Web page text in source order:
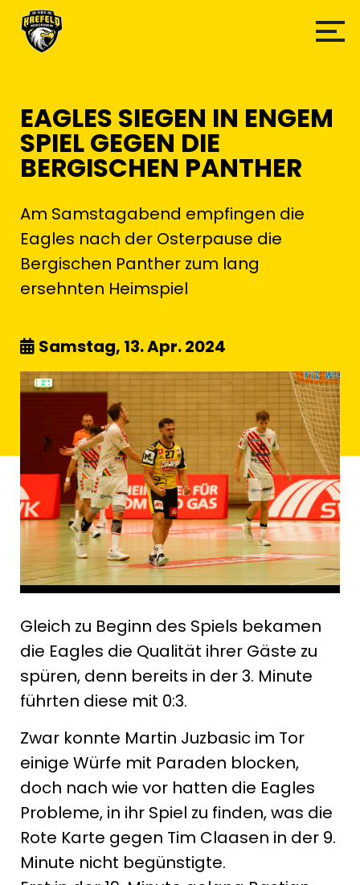
EAGLES SIEGEN IN ENGEM
SPIEL GEGEN DIE
BERGISCHEN PANTHER
Am Samstagabend empfingen die
Eagles nach der Osterpause die
Bergischen Panther zum lang
ersehnten Heimspiel
Samstag, 13. Apr. 2024
Gleich zu Beginn des Spiels bekamen
die Eagles die Qualität ihrer Gäste zu
spüren, denn bereits in der 3. Minute
führten diese mit 0:3.
Zwar konnte Martin Juzbasic im Tor
einige Würfe mit Paraden blocken,
doch nach wie vor hatten die Eagles
Probleme, in ihr Spiel zu finden, was die
Rote Karte gegen Tim Claasen in der 9.
Minute nicht begünstigte.